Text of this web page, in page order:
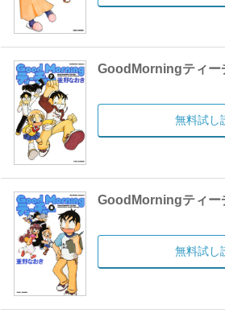
GoodMorningティー
無料試し
GoodMorningティー
無料試し